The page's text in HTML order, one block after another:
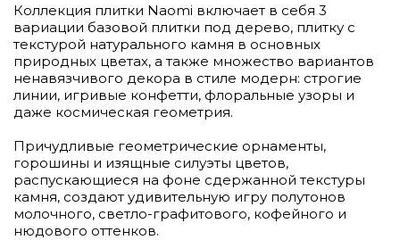
Коллекция плитки Naomi включает в себя 3
вариации базовой плитки под дерево, плитку с
текстурой натурального камня в основных
природных цветах, а также множество вариантов
ненавязчивого декора в стиле модерн: строгие
линии, игривые конфетти, флоральные узоры и
даже космическая геометрия.
Причудливые геометрические орнаменты,
горошины и изящные силуэты цветов,
распускающиеся на фоне сдержанной текстуры
камня, создают удивительную игру полутонов
молочного, светло-графитового, кофейного и
нюдового оттенков.